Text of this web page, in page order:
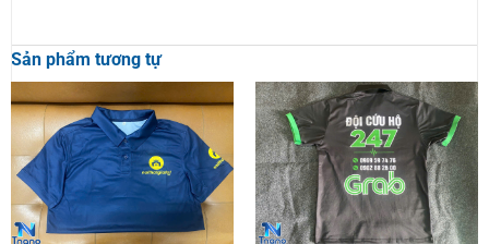
Sản phẩm tương tự